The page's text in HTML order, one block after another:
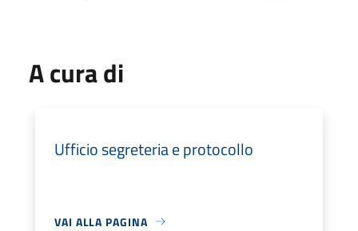
A cura di
Ufficio segreteria e protocollo
VAI ALLA PAGINA